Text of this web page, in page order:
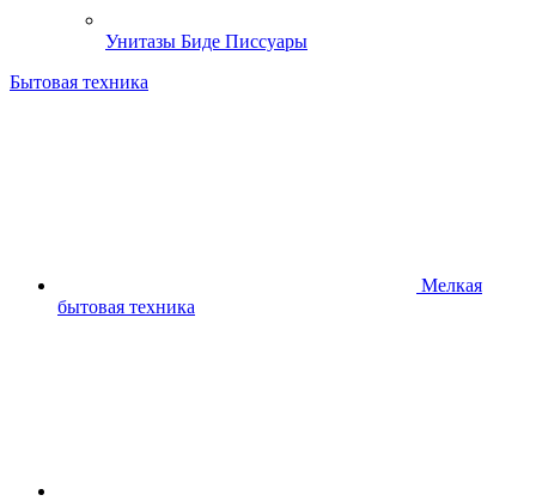
Унитазы Биде Писсуары
Бытовая техника
Мелкая
бытовая техника